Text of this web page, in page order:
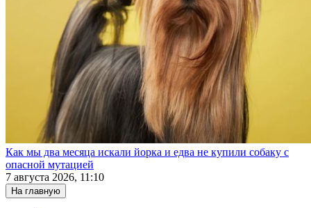
Как мы два месяца искали йорка и едва не купили собаку с
опасной мутацией
7 августа 2026, 11:10
На главную